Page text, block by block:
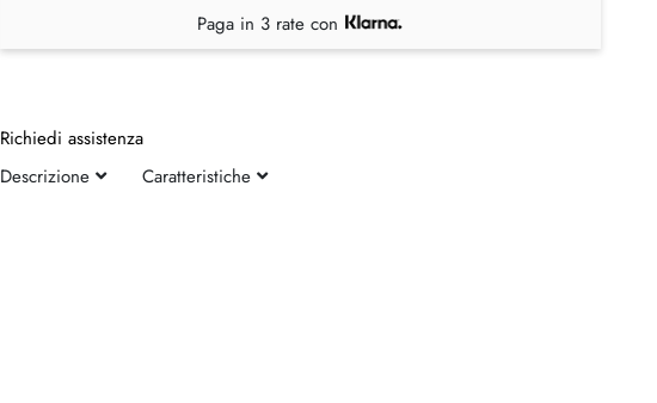
Paga in 3 rate con
Richiedi assistenza
Descrizione
Caratteristiche